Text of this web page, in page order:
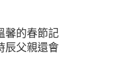
的春節記
辰父親還會